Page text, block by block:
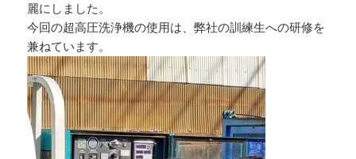
麗にしました。
今回の超高圧洗浄機の使用は、弊社の訓練生への研修を
兼ねています。